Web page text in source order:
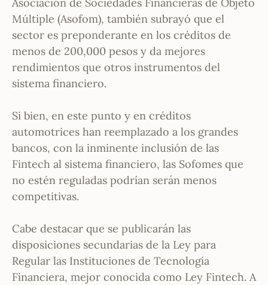
Asociación de Sociedades Financieras de Objeto
Múltiple (Asofom), también subrayó que el
sector es preponderante en los créditos de
menos de 200,000 pesos y da mejores
rendimientos que otros instrumentos del
sistema financiero.
Si bien, en este punto y en créditos
automotrices han reemplazado a los grandes
bancos, con la inminente inclusión de las
Fintech al sistema financiero, las Sofomes que
no estén reguladas podrían serán menos
competitivas.
Cabe destacar que se publicarán las
disposiciones secundarias de la Ley para
Regular las Instituciones de Tecnología
Financiera, mejor conocida como Ley Fintech. A